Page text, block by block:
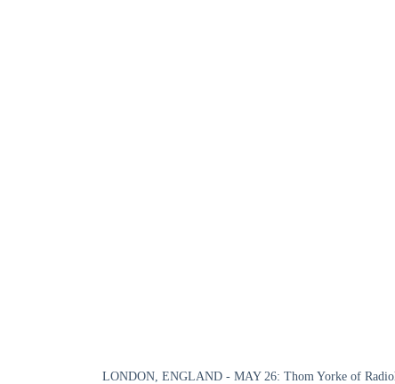
LONDON, ENGLAND - MAY 26: Thom Yorke of